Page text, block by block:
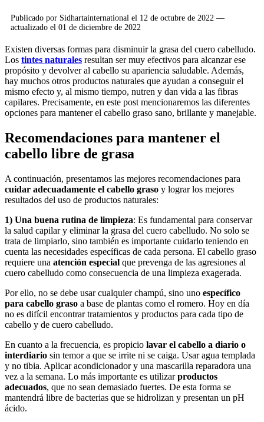
Publicado por Sidhartainternational el 12 de octubre de 2022 —
actualizado el 01 de diciembre de 2022
Existen diversas formas para disminuir la grasa del cuero cabelludo.
Los tintes naturales resultan ser muy efectivos para alcanzar ese
propósito y devolver al cabello su apariencia saludable. Además,
hay muchos otros productos naturales que ayudan a conseguir el
mismo efecto y, al mismo tiempo, nutren y dan vida a las fibras
capilares. Precisamente, en este post mencionaremos las diferentes
opciones para mantener el cabello graso sano, brillante y manejable.
Recomendaciones para mantener el
cabello libre de grasa
A continuación, presentamos las mejores recomendaciones para
cuidar adecuadamente el cabello graso y lograr los mejores
resultados del uso de productos naturales:
1) Una buena rutina de limpieza: Es fundamental para conservar
la salud capilar y eliminar la grasa del cuero cabelludo. No solo se
trata de limpiarlo, sino también es importante cuidarlo teniendo en
cuenta las necesidades específicas de cada persona. El cabello graso
requiere una atención especial que prevenga de las agresiones al
cuero cabelludo como consecuencia de una limpieza exagerada.
Por ello, no se debe usar cualquier champú, sino uno específico
para cabello graso a base de plantas como el romero. Hoy en día
no es difícil encontrar tratamientos y productos para cada tipo de
cabello y de cuero cabelludo.
En cuanto a la frecuencia, es propicio lavar el cabello a diario o
interdiario sin temor a que se irrite ni se caiga. Usar agua templada
y no tibia. Aplicar acondicionador y una mascarilla reparadora una
vez a la semana. Lo más importante es utilizarproductos
adecuados, que no sean demasiado fuertes. De esta forma se
mantendrá libre de bacterias que se hidrolizan y presentan un pH
ácido.